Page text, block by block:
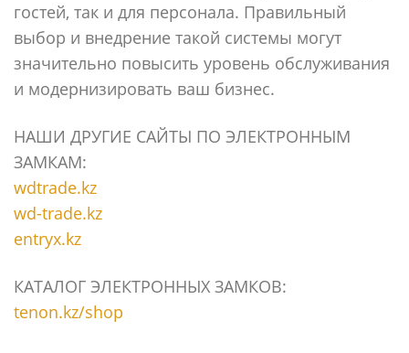
гостей, так и для персонала. Правильный
выбор и внедрение такой системы могут
значительно повысить уровень обслуживания
и модернизировать ваш бизнес.
НАШИ ДРУГИЕ САЙТЫ ПО ЭЛЕКТРОННЫМ
ЗАМКАМ:
wdtrade.kz
wd-trade.kz
entryx.kz
КАТАЛОГ ЭЛЕКТРОННЫХ ЗАМКОВ:
tenon.kz/shop